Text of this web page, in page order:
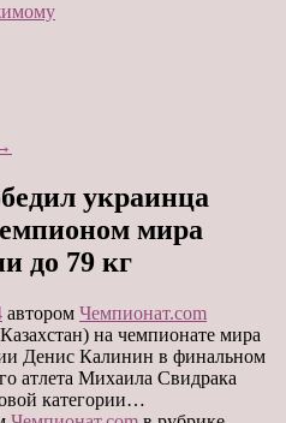
украинца
мира
до 79 кг
автором Чемпионат.com
на чемпионате мира
Денис Калинин в финальном
атлета Михаила Свидрака
категории…